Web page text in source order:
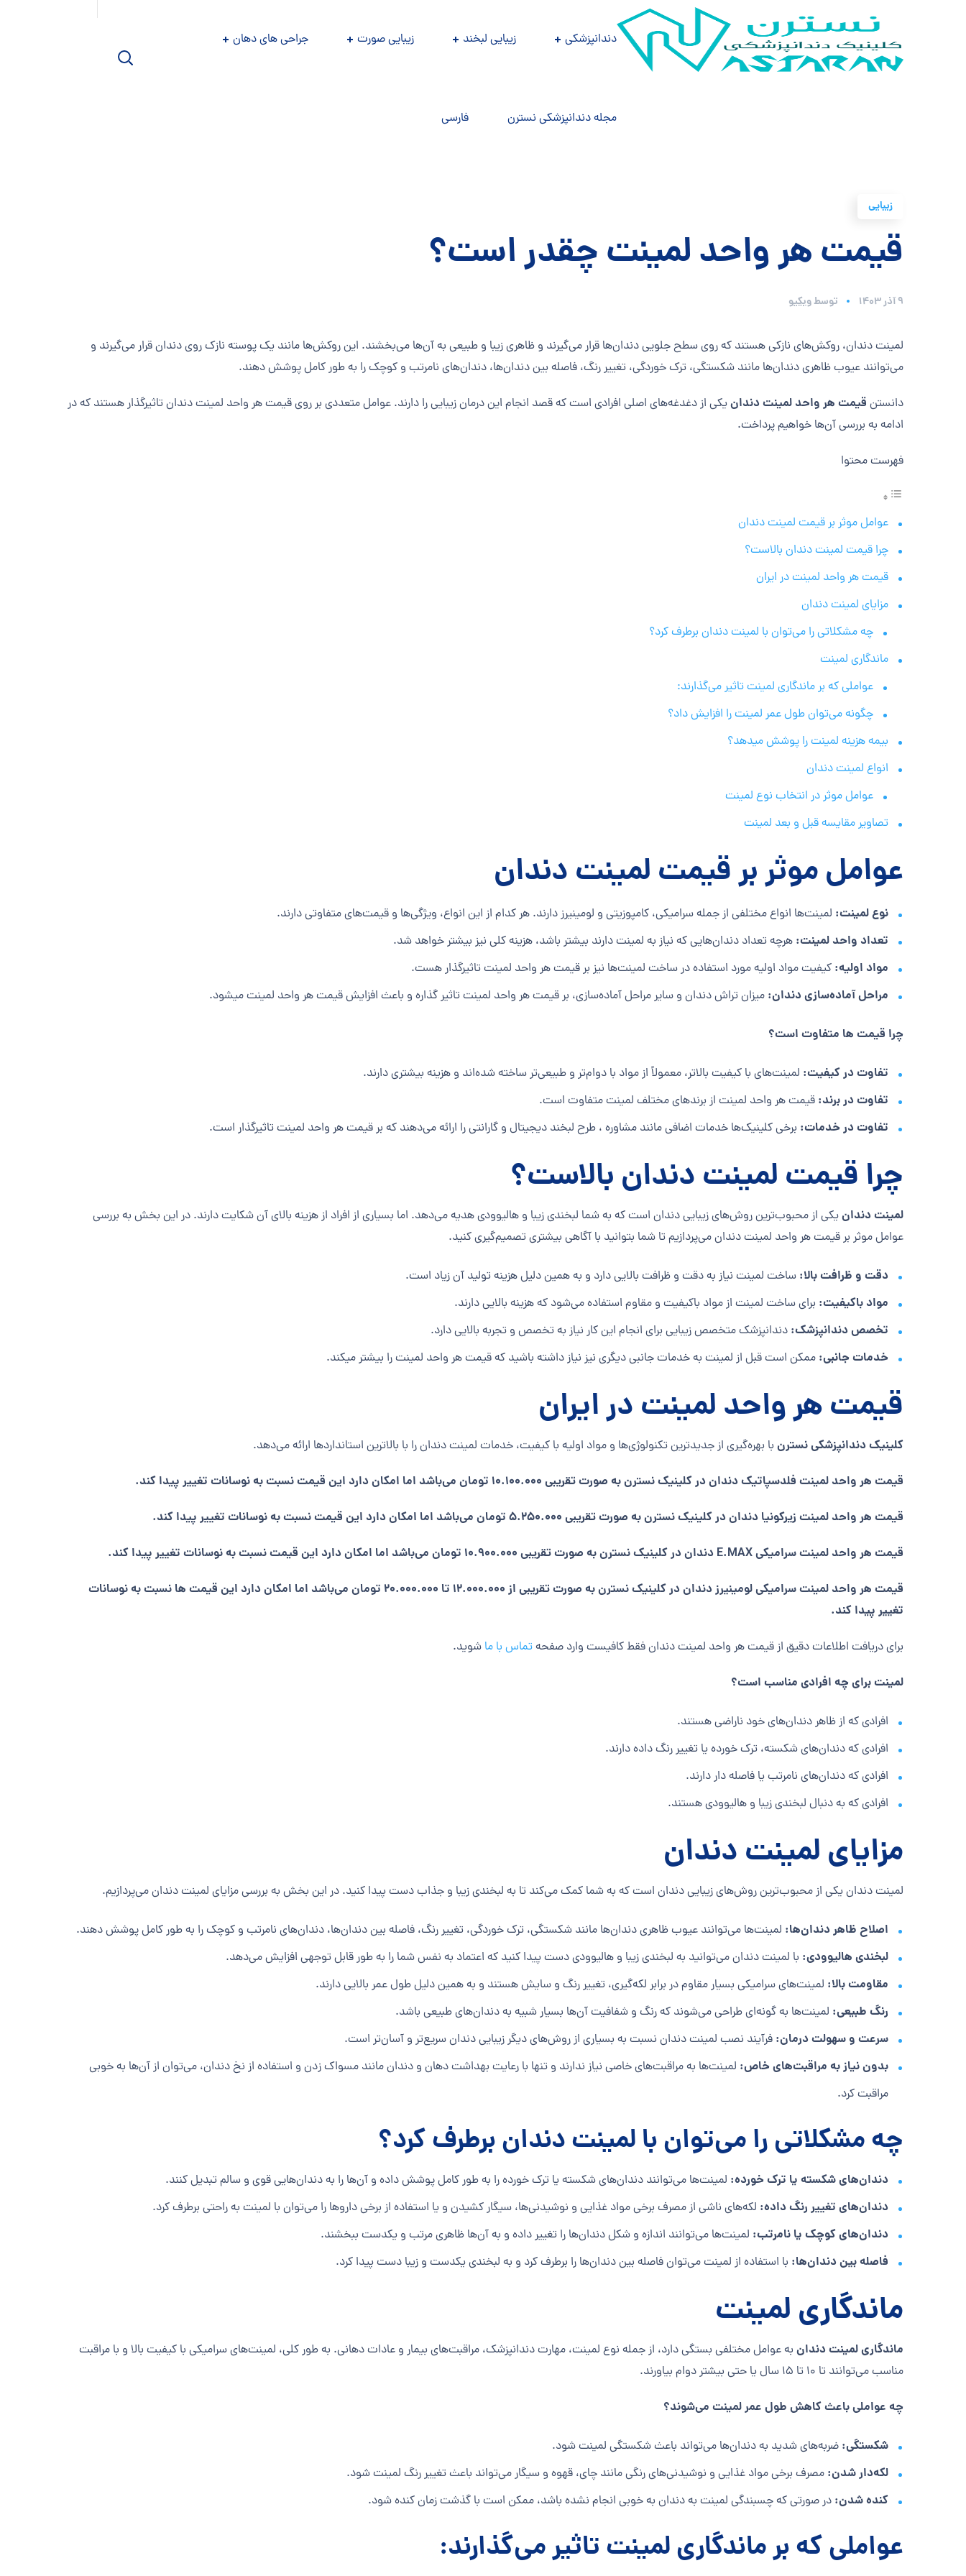
دندانپزشکی زیبایی لبخند زیبایی صورت جراحی های دهان
مجله دندانپزشکی نسترن فارسی
زیبایی
قیمت هر واحد لمینت چقدر است؟
۹ آذر ۱۴۰۳ توسطوبکیو
لمینت دندان، روکش‌های نازکی هستند که روی سطح جلویی دندان‌ها قرار می‌گیرند و ظاهری زیبا و طبیعی به آن‌ها می‌بخشند. این روکش‌ها مانند یک پوسته نازک روی دندان قرار می‌گیرند و
می‌توانند عیوب ظاهری دندان‌ها مانند شکستگی، ترک خوردگی، تغییر رنگ، فاصله بین دندان‌ها، دندان‌های نامرتب و کوچک را به طور کامل پوشش دهند.
دانستن قیمت هر واحد لمینت دندانیکی از دغدغه‌های اصلی افرادی است که قصد انجام این درمان زیبایی را دارند. عوامل متعددی بر روی قیمت هر واحد لمینت دندان تاثیرگذار هستند که در
ادامه به بررسی آن‌ها خواهیم پرداخت.
فهرست محتوا
عوامل موثر بر قیمت لمینت دندان
چرا قیمت لمینت دندان بالاست؟
قیمت هر واحد لمینت در ایران
مزایای لمینت دندان
چه مشکلاتی را می‌توان با لمینت دندان برطرف کرد؟
ماندگاری لمینت
عواملی که بر ماندگاری لمینت تاثیر می‌گذارند:
چگونه می‌توان طول عمر لمینت را افزایش داد؟
بیمه هزینه لمینت را پوشش میدهد؟
انواع لمینت دندان
عوامل موثر در انتخاب نوع لمینت
تصاویر مقایسه قبل و بعد لمینت
عوامل موثر بر قیمت لمینت دندان
نوع لمینت: لمینت‌ها انواع مختلفی از جمله سرامیکی، کامپوزیتی و لومینیرز دارند. هر کدام از این انواع، ویژگی‌ها و قیمت‌های متفاوتی دارند.
تعداد واحد لمینت: هرچه تعداد دندان‌هایی که نیاز به لمینت دارند بیشتر باشد، هزینه کلی نیز بیشتر خواهد شد.
مواد اولیه: کیفیت مواد اولیه مورد استفاده در ساخت لمینت‌ها نیز بر قیمت هر واحد لمینت تاثیرگذار هست.
مراحل آماده‌سازی دندان: میزان تراش دندان و سایر مراحل آماده‌سازی، بر قیمت هر واحد لمینت تاثیر گذاره و باعث افزایش قیمت هر واحد لمینت میشود.
چرا قیمت ها متفاوت است؟
تفاوت در کیفیت: لمینت‌های با کیفیت بالاتر، معمولاً از مواد با دوام‌تر و طبیعی‌تر ساخته شده‌اند و هزینه بیشتری دارند.
تفاوت در برند: قیمت هر واحد لمینت از برندهای مختلف لمینت متفاوت است.
تفاوت در خدمات: برخی کلینیک‌ها خدمات اضافی مانند مشاوره ، طرح لبخند دیجیتال و گارانتی را ارائه می‌دهند که بر قیمت هر واحد لمینت تاثیرگذار است.
چرا قیمت لمینت دندان بالاست؟
لمینت دندانیکی از محبوب‌ترین روش‌های زیبایی دندان است که به شما لبخندی زیبا و هالیوودی هدیه می‌دهد. اما بسیاری از افراد از هزینه بالای آن شکایت دارند. در این بخش به بررسی
عوامل موثر بر قیمت هر واحد لمینت دندان می‌پردازیم تا شما بتوانید با آگاهی بیشتری تصمیم‌گیری کنید.
دقت و ظرافت بالا: ساخت لمینت نیاز به دقت و ظرافت بالایی دارد و به همین دلیل هزینه تولید آن زیاد است.
مواد باکیفیت: برای ساخت لمینت از مواد باکیفیت و مقاوم استفاده می‌شود که هزینه بالایی دارند.
تخصص دندانپزشک: دندانپزشک متخصص زیبایی برای انجام این کار نیاز به تخصص و تجربه بالایی دارد.
خدمات جانبی: ممکن است قبل از لمینت به خدمات جانبی دیگری نیز نیاز داشته باشید که قیمت هر واحد لمینت را بیشتر میکند.
قیمت هر واحد لمینت در ایران
کلینیک دندانپزشکی نسترن با بهره‌گیری از جدیدترین تکنولوژی‌ها و مواد اولیه با کیفیت، خدمات لمینت دندان را با بالاترین استانداردها ارائه می‌دهد.
قیمت هر واحد لمینت فلدسپاتیک دندان در کلینیک نسترن به صورت تقریبی 10.100.000 تومان می‌باشد اما امکان دارد این قیمت نسبت به نوسانات تغییر پیدا کند.
قیمت هر واحد لمینت زیرکونیا دندان در کلینیک نسترن به صورت تقریبی 5.250.000 تومان می‌باشد اما امکان دارد این قیمت نسبت به نوسانات تغییر پیدا کند.
قیمت هر واحد لمینت سرامیکی E.MAX دندان در کلینیک نسترن به صورت تقریبی 10.900.000 تومان می‌باشد اما امکان دارد این قیمت نسبت به نوسانات تغییر پیدا کند.
قیمت هر واحد لمینت سرامیکی لومینیرز دندان در کلینیک نسترن به صورت تقریبی از 12.000.000 تا 20.000.000 تومان می‌باشد اما امکان دارد این قیمت ها نسبت به نوسانات
تغییر پیدا کند.
برای دریافت اطلاعات دقیق از قیمت هر واحد لمینت دندان فقط کافیست وارد صفحهتماس با ما شوید.
لمینت برای چه افرادی مناسب است؟
افرادی که از ظاهر دندان‌های خود ناراضی هستند.
افرادی که دندان‌های شکسته، ترک خورده یا تغییر رنگ داده دارند.
افرادی که دندان‌های نامرتب یا فاصله دار دارند.
افرادی که به دنبال لبخندی زیبا و هالیوودی هستند.
مزایای لمینت دندان
لمینت دندان یکی از محبوب‌ترین روش‌های زیبایی دندان است که به شما کمک می‌کند تا به لبخندی زیبا و جذاب دست پیدا کنید. در این بخش به بررسی مزایای لمینت دندان می‌پردازیم.
اصلاح ظاهر دندان‌ها: لمینت‌ها می‌توانند عیوب ظاهری دندان‌ها مانند شکستگی، ترک خوردگی، تغییر رنگ، فاصله بین دندان‌ها، دندان‌های نامرتب و کوچک را به طور کامل پوشش دهند.
لبخندی هالیوودی: با لمینت دندان می‌توانید به لبخندی زیبا و هالیوودی دست پیدا کنید که اعتماد به نفس شما را به طور قابل توجهی افزایش می‌دهد.
مقاومت بالا: لمینت‌های سرامیکی بسیار مقاوم در برابر لکه‌گیری، تغییر رنگ و سایش هستند و به همین دلیل طول عمر بالایی دارند.
رنگ طبیعی: لمینت‌ها به گونه‌ای طراحی می‌شوند که رنگ و شفافیت آن‌ها بسیار شبیه به دندان‌های طبیعی باشد.
سرعت و سهولت درمان: فرآیند نصب لمینت دندان نسبت به بسیاری از روش‌های دیگر زیبایی دندان سریع‌تر و آسان‌تر است.
بدون نیاز به مراقبت‌های خاص: لمینت‌ها به مراقبت‌های خاصی نیاز ندارند و تنها با رعایت بهداشت دهان و دندان مانند مسواک زدن و استفاده از نخ دندان، می‌توان از آن‌ها به خوبی
مراقبت کرد.
چه مشکلاتی را می‌توان با لمینت دندان برطرف کرد؟
دندان‌های شکسته یا ترک خورده: لمینت‌ها می‌توانند دندان‌های شکسته یا ترک خورده را به طور کامل پوشش داده و آن‌ها را به دندان‌هایی قوی و سالم تبدیل کنند.
دندان‌های تغییر رنگ داده: لکه‌های ناشی از مصرف برخی مواد غذایی و نوشیدنی‌ها، سیگار کشیدن و یا استفاده از برخی داروها را می‌توان با لمینت به راحتی برطرف کرد.
دندان‌های کوچک یا نامرتب: لمینت‌ها می‌توانند اندازه و شکل دندان‌ها را تغییر داده و به آن‌ها ظاهری مرتب و یکدست ببخشند.
فاصله بین دندان‌ها: با استفاده از لمینت می‌توان فاصله بین دندان‌ها را برطرف کرد و به لبخندی یکدست و زیبا دست پیدا کرد.
ماندگاری لمینت
ماندگاری لمینت دندان به عوامل مختلفی بستگی دارد، از جمله نوع لمینت، مهارت دندانپزشک، مراقبت‌های بیمار و عادات دهانی. به طور کلی، لمینت‌های سرامیکی با کیفیت بالا و با مراقبت
مناسب می‌توانند تا 10 تا 15 سال یا حتی بیشتر دوام بیاورند.
چه عواملی باعث کاهش طول عمر لمینت می‌شوند؟
شکستگی: ضربه‌های شدید به دندان‌ها می‌تواند باعث شکستگی لمینت شود.
لکه‌دار شدن: مصرف برخی مواد غذایی و نوشیدنی‌های رنگی مانند چای، قهوه و سیگار می‌تواند باعث تغییر رنگ لمینت شود.
کنده شدن: در صورتی که چسبندگی لمینت به دندان به خوبی انجام نشده باشد، ممکن است با گذشت زمان کنده شود.
عواملی که بر ماندگاری لمینت تاثیر می‌گذارند: